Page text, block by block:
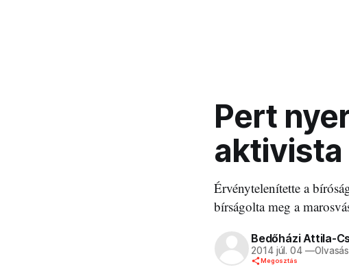
Pert
aktivista
Érvénytelenítette a
bírságolta meg a
Bedőházi Attila-
2014 júl. 04 —
Megosztás